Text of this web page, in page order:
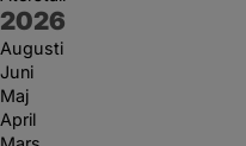
År:
2026
Augusti
Juni
Maj
April